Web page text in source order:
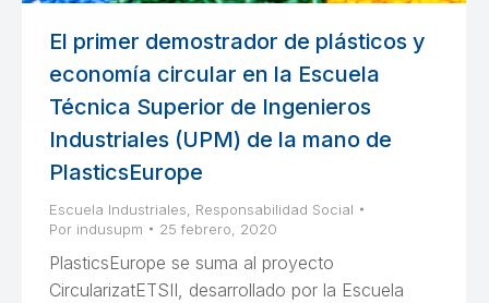
El primer demostrador de plásticos y
economía circular en la Escuela
Técnica Superior de Ingenieros
Industriales (UPM) de la mano de
PlasticsEurope
Escuela Industriales
Responsabilidad Social
Por indusupm 25 febrero, 2020
PlasticsEurope se suma al proyecto
CircularizatETSII, desarrollado por la Escuela